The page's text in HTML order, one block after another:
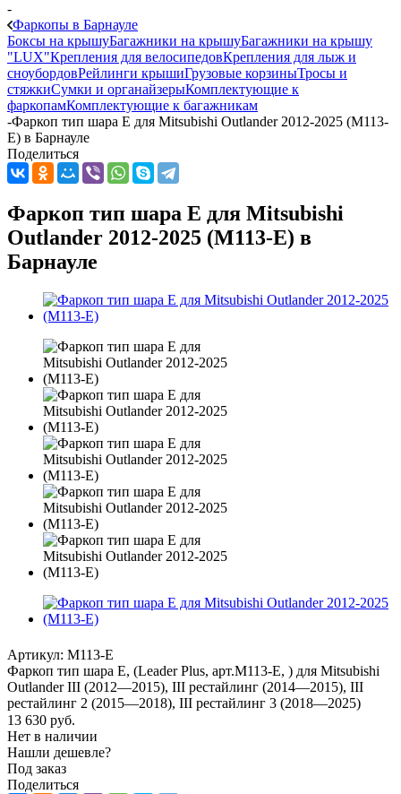
-
Фаркопы в Барнауле
Боксы на крышуБагажники на крышуБагажники на крышу
"LUX"Крепления для велосипедовКрепления для лыж и
сноубордовРейлинги крышиГрузовые корзиныТросы и
стяжкиСумки и органайзерыКомплектующие к
фаркопамКомплектующие к багажникам
-Фаркоп тип шара E для Mitsubishi Outlander 2012-2025 (M113-
E) в Барнауле
Поделиться
Фаркоп тип шара E для Mitsubishi
Outlander 2012-2025 (M113-E) в
Барнауле
Артикул: M113-E
Фаркоп тип шара E, (Leader Plus, арт.M113-E, ) для Mitsubishi
Outlander III (2012—2015), III рестайлинг (2014—2015), III
рестайлинг 2 (2015—2018), III рестайлинг 3 (2018—2025)
13 630 руб.
Нет в наличии
Нашли дешевле?
Под заказ
Поделиться